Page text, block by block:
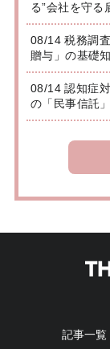
る”会社を守る
08/14 税務調
贈与」の基礎
08/14 認知症
の「民事信託
記事一覧